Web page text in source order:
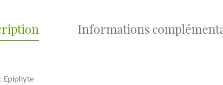
Informations
Epiphyte